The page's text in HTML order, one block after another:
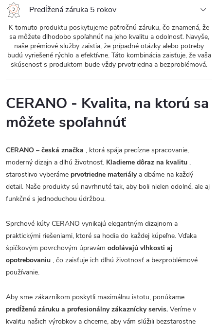
Predĺžená záruka 5 rokov
K tomuto produktu poskytujeme päťročnú záruku, čo znamená, že
sa môžete dlhodobo spoľahnúť na jeho kvalitu a odolnosť. Navyše,
naše prémiové služby zaistia, že prípadné otázky alebo potreby
budú vyriešené rýchlo a efektívne. Táto kombinácia zaisťuje, že vaša
skúsenosť s produktom bude vždy prvotriedna a bezproblémová.
CERANO - Kvalita, na ktorú sa
môžete spoľahnúť
CERANO – česká značka , ktorá spája precízne spracovanie,
moderný dizajn a dlhú životnosť. Kladieme dôraz na kvalitu ,
starostlivo vyberáme prvotriedne materiálya dbáme na každý
detail. Naše produkty sú navrhnuté tak, aby boli nielen odolné, ale aj
funkčné s jednoduchou údržbou.
Sprchové kúty CERANO vynikajú elegantným dizajnom a
praktickými riešeniami, ktoré sa hodia do každej kúpeľne. Vďaka
špičkovým povrchovým úpravám odolávajú vlhkosti aj
opotrebovaniu , čo zaisťuje ich dlhú životnosť a bezproblémové
používanie.
Aby sme zákazníkom poskytli maximálnu istotu, ponúkame
predĺženú záruku a profesionálny zákaznícky servis. Veríme v
kvalitu našich výrobkov a chceme, aby vám slúžili bezstarostne